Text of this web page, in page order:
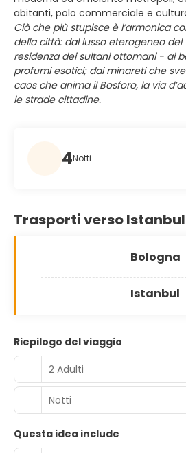
abitanti, polo commerciale e
Ciò che più stupisce è l’armonica
della città: dal lusso eterogeneo
residenza dei sultani ottomani - ai
profumi esotici; dai minareti che
caos che anima il Bosforo, la via
le strade cittadine.
4Notti
Trasporti verso Istanbul
Bologna
Istanbul
Riepilogo del viaggio
2 Adulti
Notti
Questa idea include